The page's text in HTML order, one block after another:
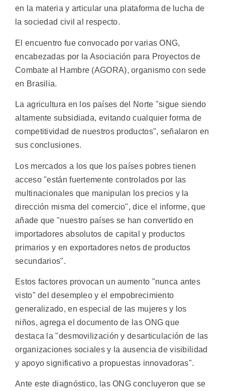
en la materia y articular una plataforma de lucha de
la sociedad civil al respecto.
El encuentro fue convocado por varias ONG,
encabezadas por la Asociación para Proyectos de
Combate al Hambre (AGORA), organismo con sede
en Brasilia.
La agricultura en los países del Norte "sigue siendo
altamente subsidiada, evitando cualquier forma de
competitividad de nuestros productos", señalaron en
sus conclusiones.
Los mercados a los que los países pobres tienen
acceso "están fuertemente controlados por las
multinacionales que manipulan los precios y la
dirección misma del comercio", dice el informe, que
añade que "nuestro países se han convertido en
importadores absolutos de capital y productos
primarios y en exportadores netos de productos
secundarios".
Estos factores provocan un aumento "nunca antes
visto" del desempleo y el empobrecimiento
generalizado, en especial de las mujeres y los
niños, agrega el documento de las ONG que
destaca la "desmovilización y desarticulación de las
organizaciones sociales y la ausencia de visibilidad
y apoyo significativo a propuestas innovadoras".
Ante este diagnóstico, las ONG concluyeron que se